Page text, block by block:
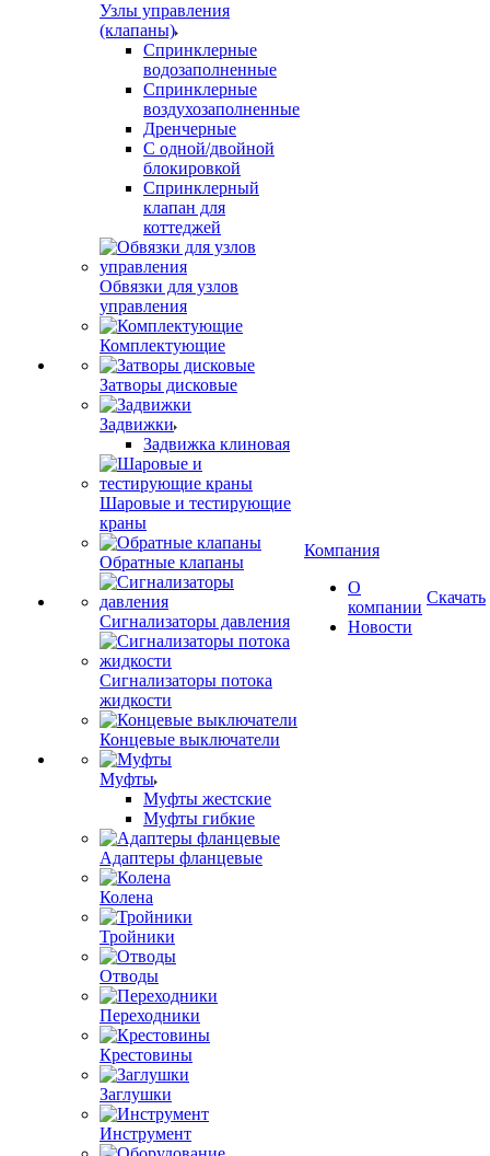
Узлы управления
(клапаны)
Спринклерные
водозаполненные
Спринклерные
воздухозаполненные
Дренчерные
С одной/двойной
блокировкой
Спринклерный
клапан для
коттеджей
Обвязки для узлов
управления
Комплектующие
Затворы дисковые
Задвижки
Задвижка клиновая
Шаровые и тестирующие
краны
Обратные клапаны
Сигнализаторы давления
Сигнализаторы потока
жидкости
Концевые выключатели
Муфты
Муфты жестские
Муфты гибкие
Адаптеры фланцевые
Колена
Тройники
Отводы
Переходники
Крестовины
Заглушки
Инструмент
Компания
О
компании
Новости
Скачать